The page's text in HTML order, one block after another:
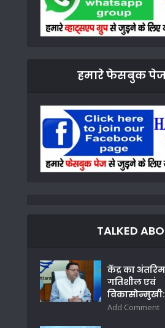
हमारे फेसबुक
TALKED
केंद्र का
गतिशील एवं
Add Comment